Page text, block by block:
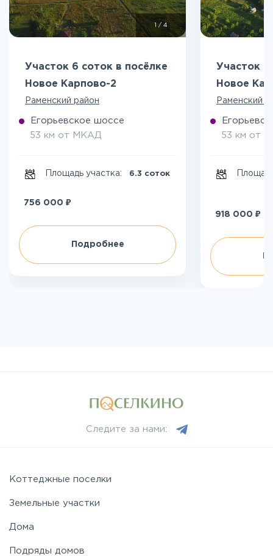
/ 4
Участок 6 соток в посёлке
Новое Карпово-2
Раменский район
Егорьевское шоссе
53 км от МКАД
Площадь участка: 6.3 соток
756 000 ₽
Подробнее
Участок 8
Новое
Раменский
53 км от
918 000 ₽
Следите за нами:
Коттеджные поселки
Земельные участки
Дома
Подряды домов